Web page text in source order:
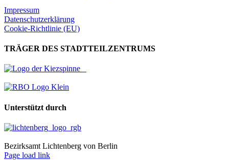
Impressum
Datenschutzerklärung
Cookie-Richtlinie (EU)
TRÄGER DES STADTTEILZENTRUMS
Unterstützt durch
Bezirksamt Lichtenberg von Berlin
Page load link